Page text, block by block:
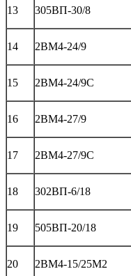
13 305ВП-30/8
14 2ВМ4-24/9
15 2ВМ4-24/9C
16 2ВМ4-27/9
17 2ВМ4-27/9C
18 302ВП-6/18
19 505ВП-20/18
20 2ВМ4-15/25М2